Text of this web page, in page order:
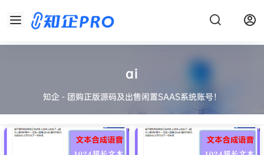
ai
知企 - 团购正版源码及出售闲置SAAS系统账号！